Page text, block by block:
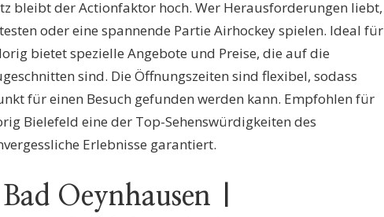
bleibt der Actionfaktor hoch. Wer Herausforderungen liebt,
oder eine spannende Partie Airhockey spielen. Ideal für
bietet spezielle Angebote und Preise, die auf die
sind. Die Öffnungszeiten sind flexibel, sodass
für einen Besuch gefunden werden kann. Empfohlen für
Bielefeld eine der Top-Sehenswürdigkeiten des
Erlebnisse garantiert.
Oeynhausen |